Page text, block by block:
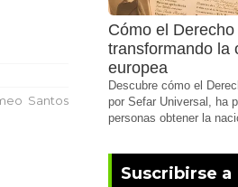
Santos
Cómo el
transformando la
europea
Descubre cómo el
por Sefar Universal, ha
personas obtener la
Suscribirse a